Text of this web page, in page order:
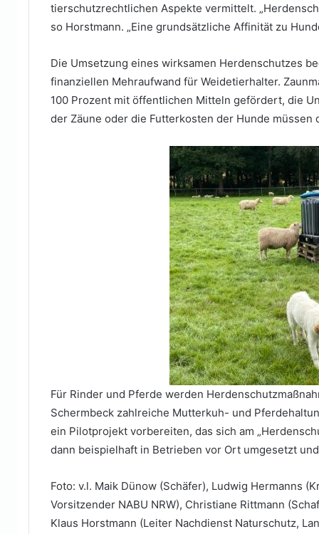
tierschutzrechtlichen Aspekte vermittelt.
so Horstmann. „Eine grundsätzliche Affinität zu
Die Umsetzung eines wirksamen Herdenschutzes
finanziellen Mehraufwand für Weidetierhalter.
100 Prozent mit öffentlichen Mitteln gefördert, die
der Zäune oder die Futterkosten der Hunde
Für Rinder und Pferde werden
Schermbeck zahlreiche Mutterkuh- und
ein Pilotprojekt vorbereiten, das sich am
dann beispielhaft in Betrieben vor Ort umgesetzt
Foto: v.l. Maik Dünow (Schäfer), Ludwig Hermanns
Vorsitzender NABU NRW), Christiane Rittmann
Klaus Horstmann (Leiter Nachdienst Naturschutz,